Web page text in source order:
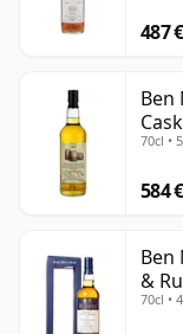
487 €
Ben
Cask
70cl •
584 €
Ben
&
70cl •